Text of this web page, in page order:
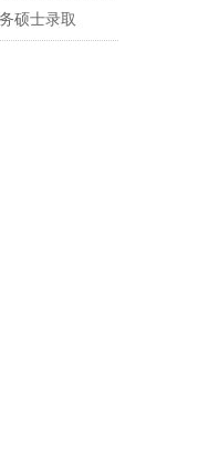
硕士录取